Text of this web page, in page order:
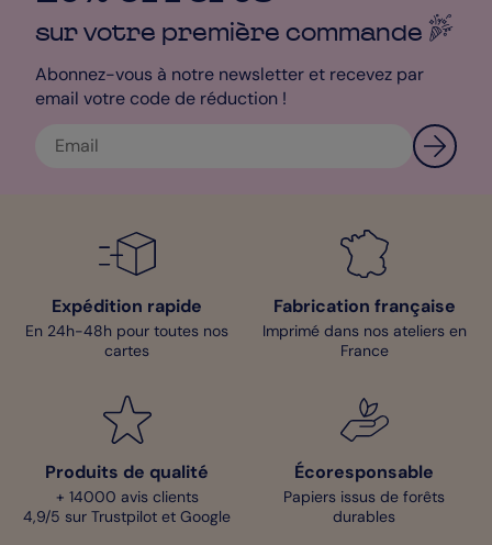
sur votre première commande
Abonnez-vous à notre newsletter et recevez par
email votre code de réduction !
Expédition rapide
En 24h-48h pour toutes nos
cartes
Fabrication française
Imprimé dans nos ateliers en
France
Produits de qualité
+ 14000 avis clients
4,9/5 sur Trustpilot et Google
Écoresponsable
Papiers issus de forêts
durables